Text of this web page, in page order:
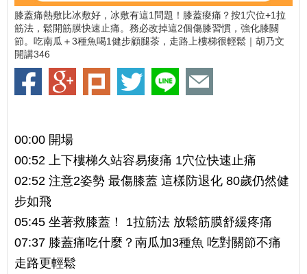
膝蓋痛熱敷比冰敷好，冰敷有這1問題！膝蓋痠痛？按1穴位+1拉
筋法，鬆開筋膜快速止痛。務必改掉這2個傷膝習慣，強化膝關
節。吃南瓜＋3種魚喝1健步顧腿茶，走路上樓梯很輕鬆｜胡乃文
開講346
00:00 開場
00:52 上下樓梯久站容易痠痛 1穴位快速止痛
02:52 注意2姿勢 最傷膝蓋 這樣防退化 80歲仍然健
步如飛
05:45 坐著救膝蓋！ 1拉筋法 放鬆筋膜舒緩疼痛
07:37 膝蓋痛吃什麼？南瓜加3種魚 吃對關節不痛
走路更輕鬆